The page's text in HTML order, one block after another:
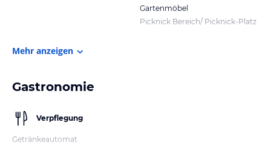
Gartenmöbel
Picknick Bereich/ Picknick-Platz
Mehr anzeigen
Gastronomie
Verpflegung
Getränkeautomat